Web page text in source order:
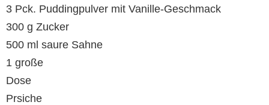
3 Pck. Puddingpulver mit Vanille-Geschmack
300 g Zucker
500 ml saure Sahne
1 große
Dose
Prsiche